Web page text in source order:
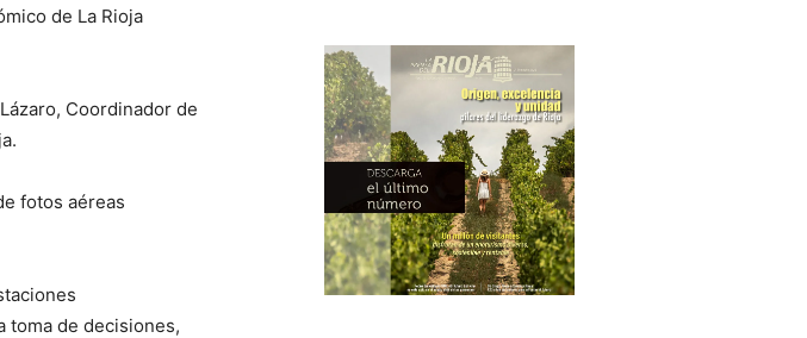
de La Rioja
Coordinador de
fotos aéreas
toma de decisiones,